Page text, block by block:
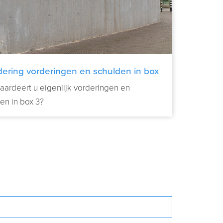
vorderingen en schulden in box
u eigenlijk vorderingen en
in box 3?